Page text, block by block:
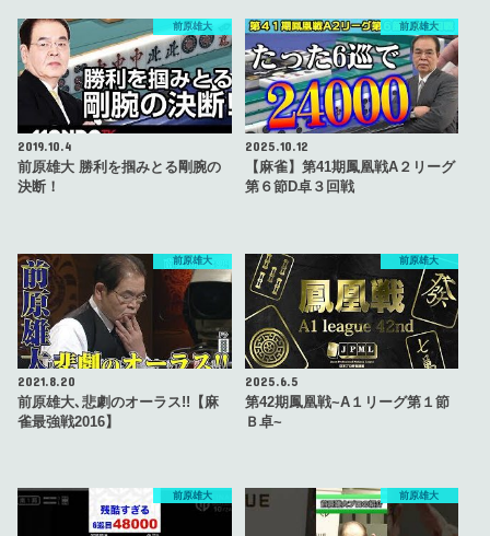
前原雄大
2019.10.4
前原雄大 勝利を掴みとる剛腕の
決断！
前原雄大
2025.10.12
【麻雀】第41期鳳凰戦A２リーグ
第６節D卓３回戦
前原雄大
2021.8.20
前原雄大､悲劇のオーラス!!【麻
雀最強戦2016】
前原雄大
2025.6.5
第42期鳳凰戦~A１リーグ第１節
Ｂ卓~
前原雄大 前原雄大